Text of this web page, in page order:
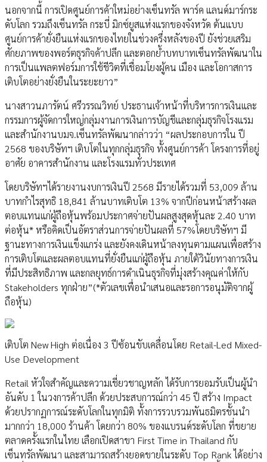
นอกจากนี้ การเปิดศูนย์การค้าใหม่อย่างเซ็นทรัล พาร์ค แลนด์มาร์กระ
ดับโลก รวมถึงเซ็นทรัล กระบี่ มิกซ์ยูสแห่งแรกของจังหวัด ต้นแบบ
ศูนย์การค้ายั่งยืนแห่งแรกของไทยในช่วงครึ่งหลังของปี ยังช่วยเสริม
ศักยภาพของพอร์ตธุรกิจค้าปลีก และตอกย้ำบทบาทเซ็นทรัลพัฒนาใน
การเป็นแพลตฟอร์มการใช้ชีวิตที่เชื่อมโยงผู้คน เมือง และโอกาสการ
เติบโตอย่างยั่งยืนในระยะยาว”
นางสาวนภารัตน์ ศรีวรรณวิทย์ ประธานเจ้าหน้าที่บริหารการเงินและ
กรรมการผู้จัดการใหญ่กลุ่มงานการเงินการบัญชีและกลุ่มธุรกิจโรงแรม
และสำนักงานบมจ.เซ็นทรัลพัฒนากล่าวว่า “ผลประกอบการใน ปี
2568 ของบริษัทฯ เติบโตในทุกกลุ่มธุรกิจ ทั้งศูนย์การค้า โครงการที่อยู่
อาศัย อาคารสำนักงาน และโรงแรมทั่วประเทศ
โดยบริษัทฯได้รายงานงบการเงินปี 2568 มีรายได้รวมที่ 53,009 ล้าน
บาทกำไรสุทธิ 18,841 ล้านบาทเติบโต 13% จากปีก่อนหน้าสร้างผล
ตอบแทนแก่ผู้ถือหุ้นพร้อมประกาศจ่ายปันผลสูงสุดหุ้นละ 2.40 บาท
ต่อหุ้น* หรือคิดเป็นอัตราส่วนการจ่ายปันผลที่ 57%โดยบริษัทฯ มี
ฐานะทางการเงินแข็งแกร่ง และยังคงเดินหน้าลงทุนตามแผนเพื่อสร้าง
การเติบโตและผลตอบแทนที่ยั่งยืนแก่ผู้ถือหุ้น ภายใต้วินัยทางการเงิน
ที่มีประสิทธิภาพ และกลยุทธ์การดำเนินธุรกิจที่มุ่งสร้างคุณค่าให้กับ
Stakeholders ทุกฝ่าย”(*ตัวเลขเพื่อนำเสนอและรอการอนุมัติจากผู้
ถือหุ้น)
เติบโต New High ต่อเนื่อง 3 ปีซ้อนขับเคลื่อนโดย Retail-Led Mixed-
Use Development
Retail หัวใจสำคัญและความเชี่ยวชาญหลัก ได้รับการยอมรับเป็นผู้นำ
อันดับ 1 ในวงการค้าปลีก ด้วยประสบการณ์กว่า 45 ปี สร้าง Impact
ด้วยปรากฏการณ์ระดับโลกในทุกมิติ ทั้งการรวบรวมพันธมิตรชั้นนำ
มากกว่า 18,000 ร้านค้า โดยกว่า 80% ของแบรนด์ระดับโลก ที่ขยาย
ตลาดครั้งแรกในไทย เลือกเปิดสาขา First Time in Thailand กับ
เซ็นทรัลพัฒนา และสามารถสร้างยอดขายในระดับ Top Rank ได้อย่าง